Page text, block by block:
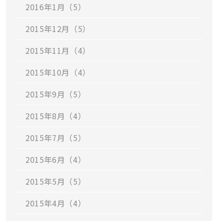
2016年1月（5）
2015年12月（5）
2015年11月（4）
2015年10月（4）
2015年9月（5）
2015年8月（4）
2015年7月（5）
2015年6月（4）
2015年5月（5）
2015年4月（4）